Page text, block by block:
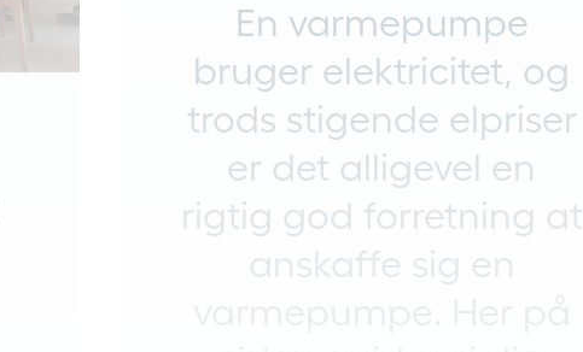
En varmepumpe
bruger elektricitet, og
trods stigende elpriser
er det alligevel en
rigtig god forretning at
anskaffe sig en